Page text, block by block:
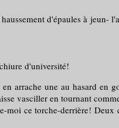
d'épaules à jeun-
d'université!
arrache une au hasard en
vasciller en tournant
ce torche-derrière! Deux